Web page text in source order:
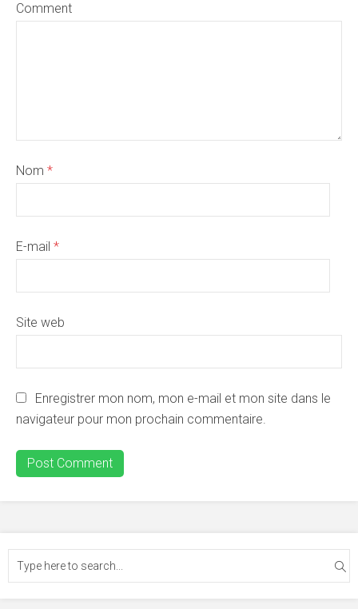
Comment
Nom *
E-mail *
Site web
Enregistrer mon nom, mon e-mail et mon site dans le
navigateur pour mon prochain commentaire.